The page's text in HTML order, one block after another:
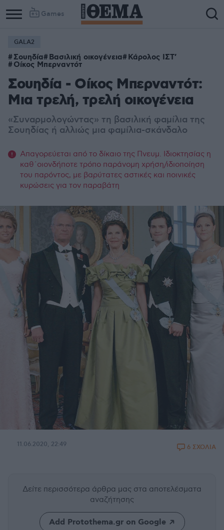
Games
GALA2
Σουηδία Βασιλική οικογένεια Κάρολος ΙΣΤ’
Οίκος Μπερναντότ
Σουηδία - Οίκος Μπερναντότ:
Μια τρελή, τρελή οικογένεια
«Συναρμολογώντας» τη βασιλική φαμίλια της
Σουηδίας ή αλλιώς μια φαμίλια-σκάνδαλο
Απαγορεύεται από το δίκαιο της Πνευμ. Ιδιοκτησίας η
καθ΄οιονδήποτε τρόπο παράνομη χρήση/ιδιοποίηση
του παρόντος, με βαρύτατες αστικές και ποινικές
κυρώσεις για τον παραβάτη
11.06.2020, 22:49 6 ΣΧΟΛΙΑ
Δείτε περισσότερα άρθρα μας στα αποτελέσματα
αναζήτησης
Add Protothema.gr on Google